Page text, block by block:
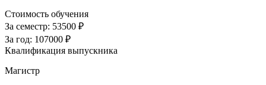
Стоимость обучения
За семестр: 53500 ₽
За год: 107000 ₽
Квалификация выпускника
Магистр